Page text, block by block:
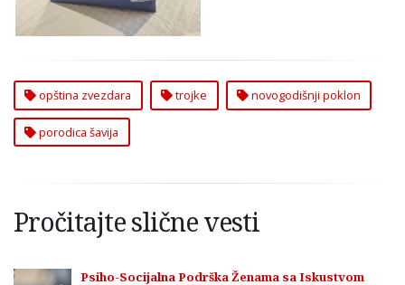
opština zvezdara trojke novogodišnji poklon
porodica šavija
Pročitajte slične vesti
Psiho-Socijalna Podrška Ženama sa Iskustvom